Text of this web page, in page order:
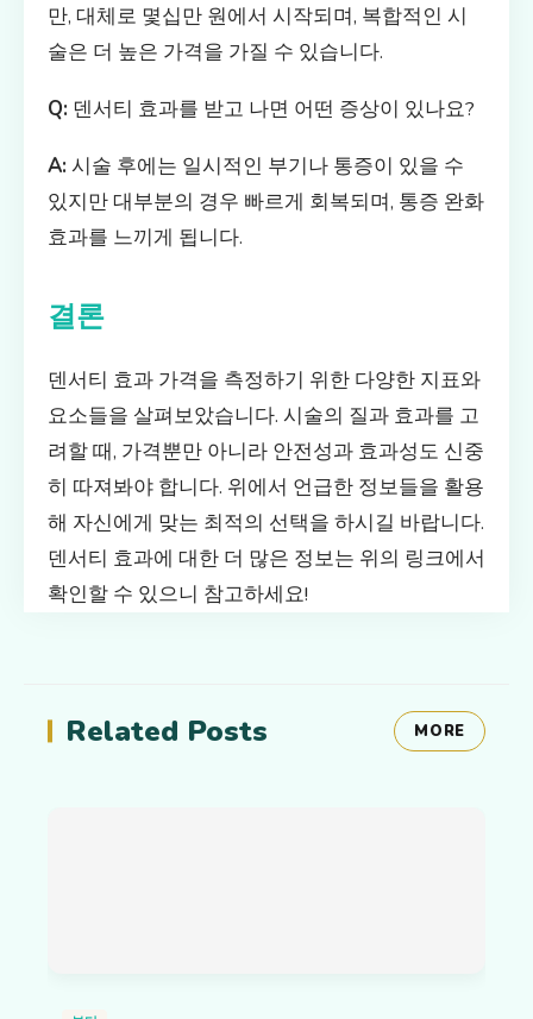
만, 대체로 몇십만 원에서 시작되며, 복합적인 시
술은 더 높은 가격을 가질 수 있습니다.
Q: 덴서티 효과를 받고 나면 어떤 증상이 있나요?
A: 시술 후에는 일시적인 부기나 통증이 있을 수
있지만 대부분의 경우 빠르게 회복되며, 통증 완화
효과를 느끼게 됩니다.
결론
덴서티 효과 가격을 측정하기 위한 다양한 지표와
요소들을 살펴보았습니다. 시술의 질과 효과를 고
려할 때, 가격뿐만 아니라 안전성과 효과성도 신중
히 따져봐야 합니다. 위에서 언급한 정보들을 활용
해 자신에게 맞는 최적의 선택을 하시길 바랍니다.
덴서티 효과에 대한 더 많은 정보는 위의 링크에서
확인할 수 있으니 참고하세요!
Related Posts MORE